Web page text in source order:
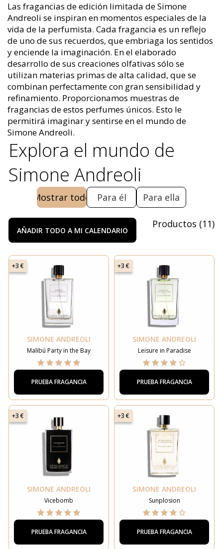
Las fragancias de edición limitada de Simone
Andreoli se inspiran en momentos especiales de la
vida de la perfumista. Cada fragancia es un reflejo
de uno de sus recuerdos, que embriaga los sentidos
y enciende la imaginación. En el elaborado
desarrollo de sus creaciones olfativas sólo se
utilizan materias primas de alta calidad, que se
combinan perfectamente con gran sensibilidad y
refinamiento. Proporcionamos muestras de
fragancias de estos perfumes únicos. Esto le
permitirá imaginar y sentirse en el mundo de
Simone Andreoli.
Explora el mundo de
Simone Andreoli
Mostrar todo Para él Para ella
AÑADIR TODO A MI CALENDARIO
Productos (11)
+3 €
SIMONE ANDREOLI
Malibú Party in the Bay
PRUEBA FRAGANCIA
+3 €
SIMONE ANDREOLI
Leisure in Paradise
PRUEBA FRAGANCIA
+3 €
SIMONE ANDREOLI
Vicebomb
PRUEBA FRAGANCIA
+3 €
SIMONE ANDREOLI
Sunplosion
PRUEBA FRAGANCIA